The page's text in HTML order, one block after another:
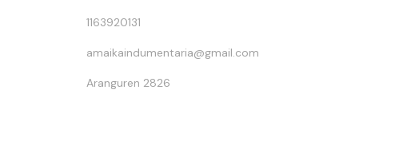
1163920131
amaikaindumentaria@gmail.com
Aranguren 2826